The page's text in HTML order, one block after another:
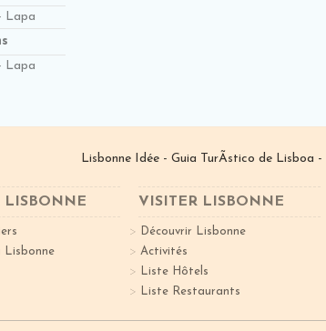
Lapa
Lapa
Lisbonne Idée - Guia TurÃ­stico de Lisboa -
LISBONNE
Lisbonne
VISITER LISBONNE
Découvrir Lisbonne
Activités
Liste Hôtels
Liste Restaurants